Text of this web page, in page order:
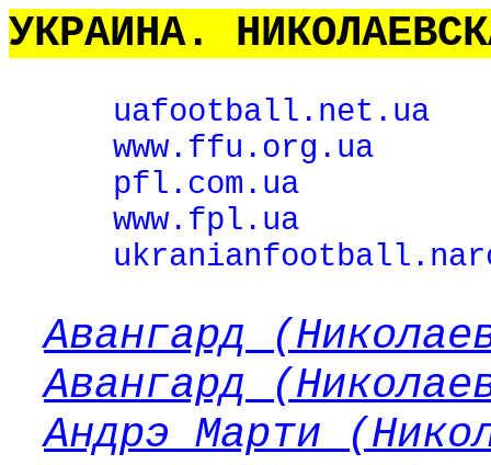
УКРАИНА.
uafootball . net . ua
www.ffu.org.ua
pfl.com.ua
www.fpl.ua
Авангард
Авангард
Андрэ Марти